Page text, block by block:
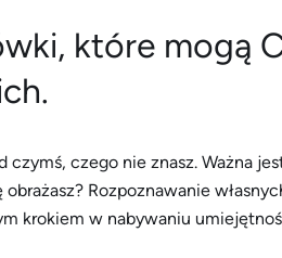
które mogą
czymś, czego nie znasz. Ważna
Rozpoznawanie
krokiem w nabywaniu